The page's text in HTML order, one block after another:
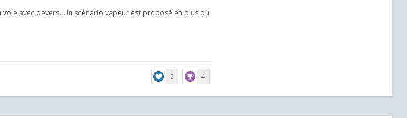
avec devers. Un scénario vapeur est proposé en plus du
5 4